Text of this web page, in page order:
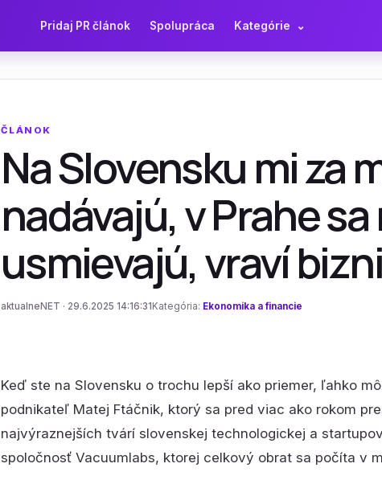
Pridaj PR článok Spolupráca Kategórie ⌄
ČLÁNOK
Na Slovensku mi za
nadávajú, v Prahe
usmievajú, vraví
aktualneNET · 29.6.2025 14:16:31 Kategória: Ekonomika a financie
Keď ste na Slovensku o trochu lepší ako priemer, ľahko
podnikateľ Matej Ftáčnik, ktorý sa pred viac ako rokom
najvýraznejších tvárí slovenskej technologickej a
spoločnosť Vacuumlabs, ktorej celkový obrat sa počíta v